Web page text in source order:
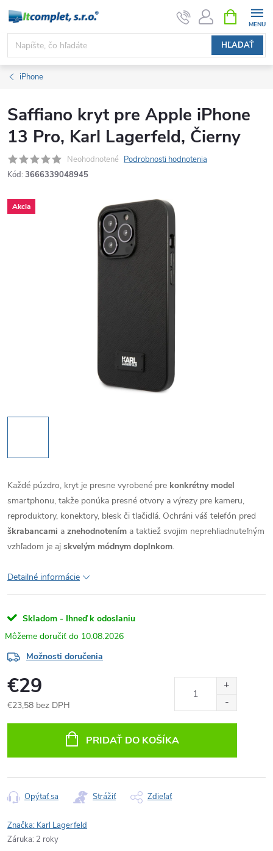
Prejsť
obsah
HĽADAŤ
KOŠÍK
iPhone
Saffiano kryt pre Apple iPhone
13 Pro, Karl Lagerfeld, Čierny
Neohodnotené Podrobnosti hodnotenia
Kód: 3666339048945
Akcia
Každé púzdro, kryt je presne vyrobené pre konkrétny model
smartphonu, takže ponúka presné otvory a výrezy pre kameru,
reproduktory, konektory, blesk či tlačidlá. Ochráni váš telefón pred
škrabancami a znehodnotením a taktiež svojim neprehliadnuteľným
vzhľadom je aj skvelým módnym doplnkom.
Detailné informácie
Skladom - Ihneď k odoslaniu
10.08.2026
Možnosti doručenia
€29
€23,58 bez DPH
PRIDAŤ DO KOŠÍKA
Opýtať sa Strážiť Zdieľať
Značka: Karl Lagerfeld
Záruka: 2 roky